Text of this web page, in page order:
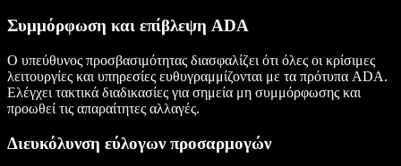
Συμμόρφωση και επίβλεψη ADA
Ο υπεύθυνος προσβασιμότητας διασφαλίζει ότι όλες οι κρίσιμες
λειτουργίες και υπηρεσίες ευθυγραμμίζονται με τα πρότυπα ADA.
Ελέγχει τακτικά διαδικασίες για σημεία μη συμμόρφωσης και
προωθεί τις απαραίτητες αλλαγές.
Διευκόλυνση εύλογων προσαρμογών